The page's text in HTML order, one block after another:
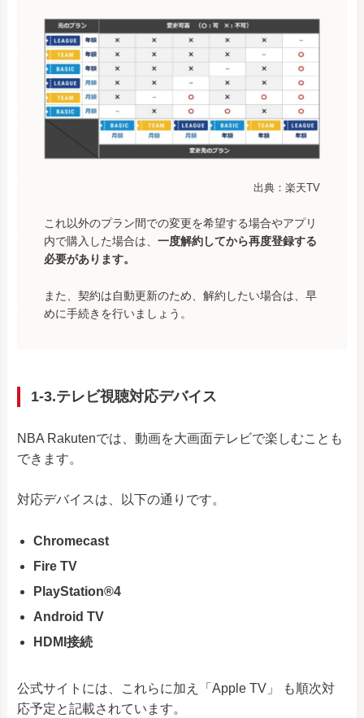
出典：楽天TV
これ以外のプラン間での変更を希望する場合やアプリ
内で購入した場合は、 一度解約してから再度登録する
必要があります。
また、契約は自動更新のため、解約したい場合は、早
めに手続きを行いましょう。
1-3.テレビ視聴対応デバイス
NBA Rakutenでは、動画を大画面テレビで楽しむことも
できます。
対応デバイスは、以下の通りです。
Chromecast
Fire TV
PlayStation®4
Android TV
HDMI接続
公式サイトには、これらに加え「Apple TV」 も順次対
応予定と記載されています。